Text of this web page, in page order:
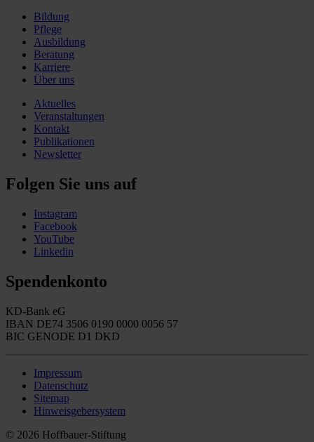
Bildung
Pflege
Ausbildung
Beratung
Karriere
Über uns
Aktuelles
Veranstaltungen
Kontakt
Publikationen
Newsletter
Folgen Sie uns auf
Instagram
Facebook
YouTube
Linkedin
Spendenkonto
KD-Bank eG
IBAN DE74 3506 0190 0000 0056 57
BIC GENODE D1 DKD
Impressum
Datenschutz
Sitemap
Hinweisgebersystem
© 2026 Hoffbauer-Stiftung